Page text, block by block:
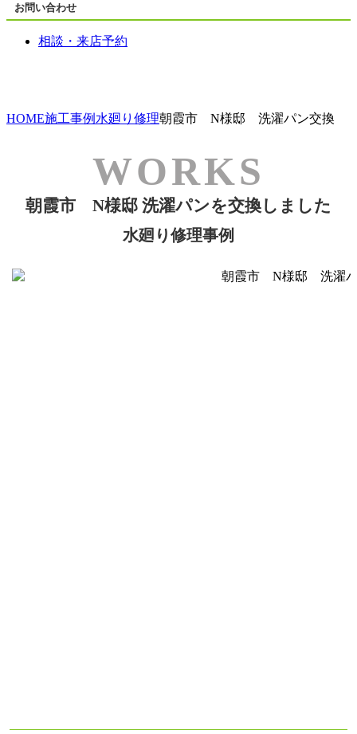
お問い合わせ
相談・来店予約
HOME施工事例 水廻り修理朝霞市 N様邸 洗濯パン交換
朝霞市 N様邸 洗濯パンを交換しました
水廻り修理事例